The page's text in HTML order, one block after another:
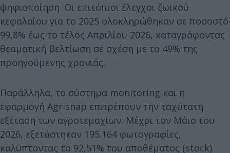
ψηφιοποίηση. Οι επιτόπιοι έλεγχοι ζωικού
κεφαλαίου για το 2025 ολοκληρώθηκαν σε ποσοστό
99,8% έως το τέλος Απριλίου 2026, καταγράφοντας
θεαματική βελτίωση σε σχέση με το 49% της
προηγούμενης χρονιάς.
Παράλληλα, το σύστημα monitoring και η
εφαρμογή Agrisnap επιτρέπουν την ταχύτατη
εξέταση των αγροτεμαχίων. Μέχρι τον Μάιο του
2026, εξετάστηκαν 195.164 φωτογραφίες,
καλύπτοντας το 92,51% του αποθέματος (stock).